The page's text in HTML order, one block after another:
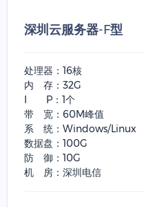
深圳云服务器-F型
处理器：16核
内 存：32G
I P：1个
带 宽：60M峰值
系 统：Windows/Linux
数据盘：100G
防 御：10G
机 房：深圳电信